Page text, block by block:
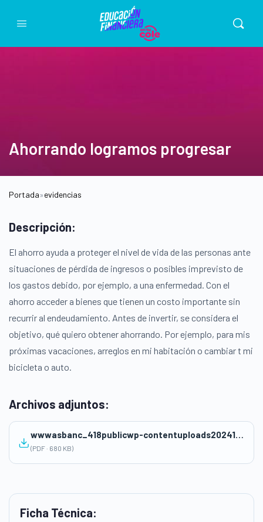
Ahorrando logramos progresar
Portada»evidencias
Ficha Técnica:
Descripción:
El ahorro ayuda a proteger el nivel de vida de las personas ante
situaciones de pérdida de ingresos o posibles imprevisto de
los gastos debido, por ejemplo, a una enfermedad. Con el
ahorro acceder a bienes que tienen un costo importante sin
recurrir al endeudamiento. Antes de invertir, se considera el
objetivo, qué quiero obtener ahorrando. Por ejemplo, para mis
próximas vacaciones, arreglos en mi habitación o cambiar t mi
bicicleta o auto.
Archivos adjuntos:
wwwasbanc_418publicwp-contentuploads202411Ahorrando-es-progreso-Conislla-Polo-Elba.pdf
(PDF · 680 KB)